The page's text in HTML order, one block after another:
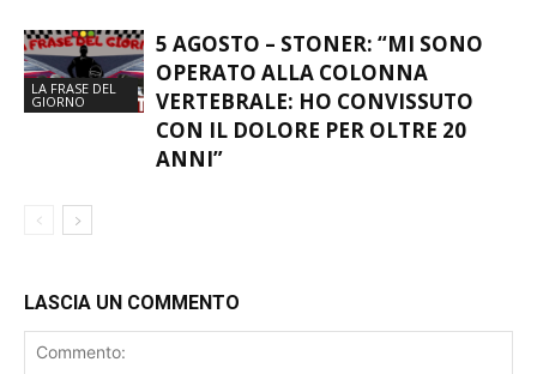
LA FRASE DEL
GIORNO
5 AGOSTO – STONER: “MI SONO
OPERATO ALLA COLONNA
VERTEBRALE: HO CONVISSUTO
CON IL DOLORE PER OLTRE 20
ANNI”
LASCIA UN COMMENTO